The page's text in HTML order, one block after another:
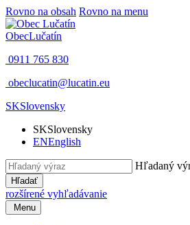
Rovno na obsah Rovno na menu
ObecLučatín
0911 765 830
obeclucatin@lucatin.eu
SKSlovensky
SKSlovensky
ENEnglish
Hľadaný
Hľadať
rozšírené vyhľadávanie
Menu